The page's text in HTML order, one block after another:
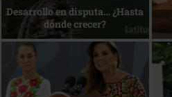
Bottega, un viaje servido a la
mesa